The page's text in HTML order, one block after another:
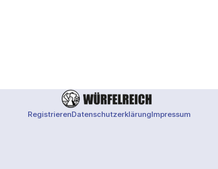
RegistrierenDatenschutzerklärungImpressum